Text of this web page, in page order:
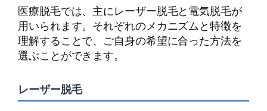
医療脱毛では、主にレーザー脱毛と電気脱毛が
用いられます。それぞれのメカニズムと特徴を
理解することで、ご自身の希望に合った方法を
選ぶことができます。
レーザー脱毛